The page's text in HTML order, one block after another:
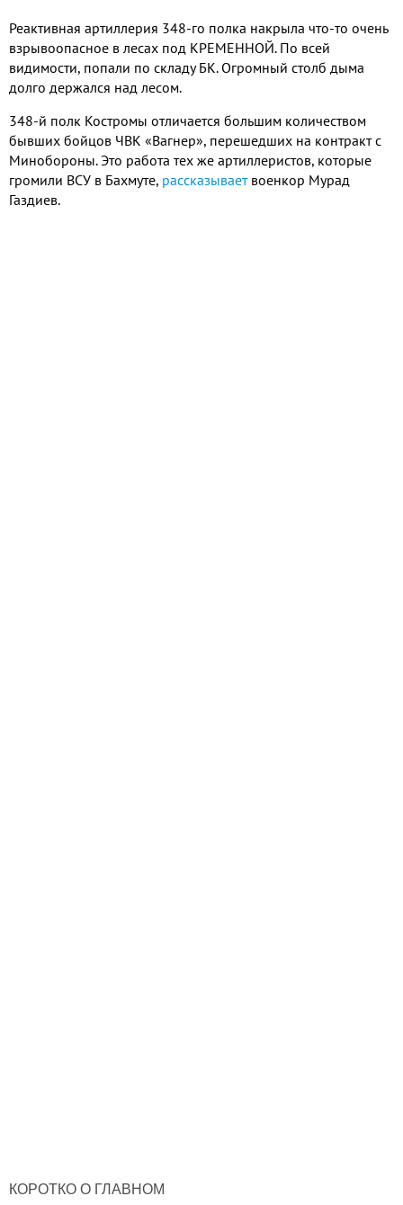
Реактивная артиллерия 348-го полка накрыла что-то очень
взрывоопасное в лесах под КРЕМЕННОЙ. По всей
видимости, попали по складу БК. Огромный столб дыма
долго держался над лесом.
348-й полк Костромы отличается большим количеством
бывших бойцов ЧВК «Вагнер», перешедших на контракт с
Минобороны. Это работа тех же артиллеристов, которые
громили ВСУ в Бахмуте, рассказываетвоенкор Мурад
Газдиев.
КОРОТКО О ГЛАВНОМ